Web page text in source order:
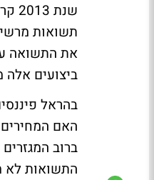
שנת 2013 קרבה לסיומה המוצלח מאוד מבחינת הבורסות ברחבי העולם, כאשר
תשואות
ביצועים
בהראל
האם המחירים
ברוב
התשואות לא